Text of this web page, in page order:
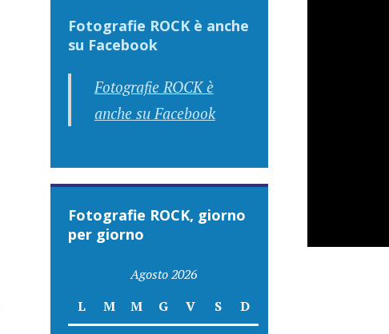
Fotografie ROCK è anche
su Facebook
Fotografie ROCK è
anche su Facebook
Fotografie ROCK, giorno
per giorno
Agosto 2026
L
M M G V S D